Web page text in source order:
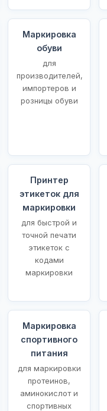
Маркировка
обуви
для
производителей,
импортеров и
розницы обуви
Принтер
этикеток для
маркировки
для быстрой и
точной печати
этикеток с
кодами
маркировки
Маркировка
спортивного
питания
для маркировки
протеинов,
аминокислот и
спортивных